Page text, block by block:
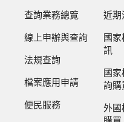
查詢業務總覽
線上申辦與查詢
法規查詢
檔案應用申請
便民服務
近期
國
訊
國
詢購
外國